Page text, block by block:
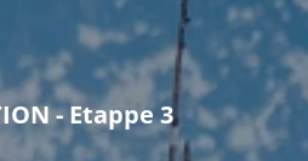
- Etappe 3